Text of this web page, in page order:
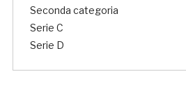
Seconda categoria
Serie C
Serie D